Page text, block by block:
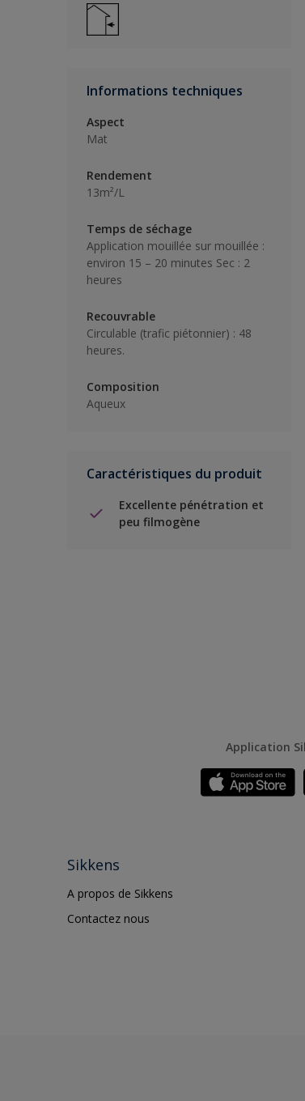
Informations techniques
Aspect
Mat
Rendement
13m²/L
Temps de séchage
Application mouillée sur mouillée :
environ 15 – 20 minutes Sec : 2
heures
Recouvrable
Circulable (trafic piétonnier) : 48
heures.
Composition
Aqueux
Caractéristiques du produit
Excellente pénétration et
peu filmogène
Application
Sikkens
A propos de Sikkens
Contactez nous